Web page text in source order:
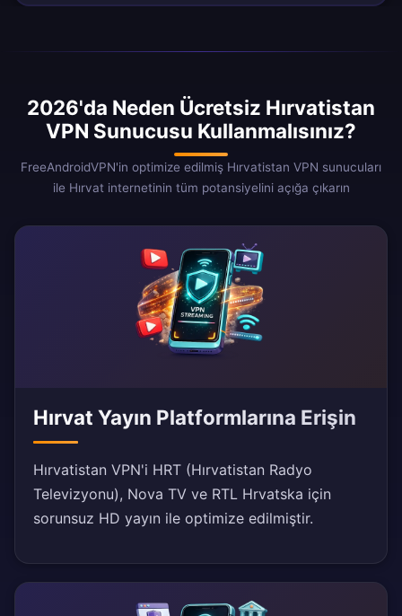
2026'da Neden Ücretsiz Hırvatistan
VPN Sunucusu Kullanmalısınız?
FreeAndroidVPN'in optimize edilmiş Hırvatistan VPN sunucuları
ile Hırvat internetinin tüm potansiyelini açığa çıkarın
Hırvat Yayın Platformlarına Erişin
Hırvatistan VPN'i HRT (Hırvatistan Radyo
Televizyonu), Nova TV ve RTL Hrvatska için
sorunsuz HD yayın ile optimize edilmiştir.